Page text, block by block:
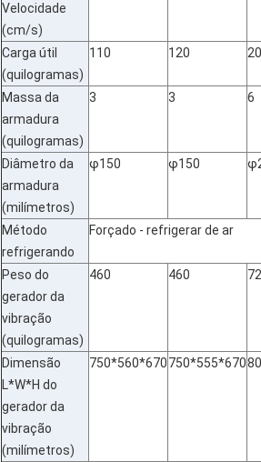
Velocidade
(cm/s)
Carga útil
(quilogramas)
110 120
Massa da
armadura
(quilogramas)
3 3 6
Diâmetro da
armadura
(milímetros)
φ150 φ150
Método
refrigerando
Forçado - refrigerar de ar
Peso do
gerador da
vibração
(quilogramas)
460 460
Dimensão
L*W*H do
gerador da
vibração
(milímetros)
750*560*670750*555*670